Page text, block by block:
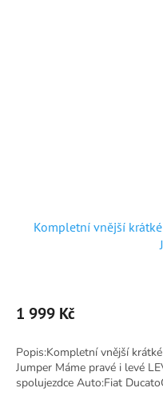
Kompletní vnější
produktu
z
5
hvězdiček.
1 999 Kč
Popis:Kompletní vnější
Jumper Máme pravé i levé
spolujezdce Auto:Fiat